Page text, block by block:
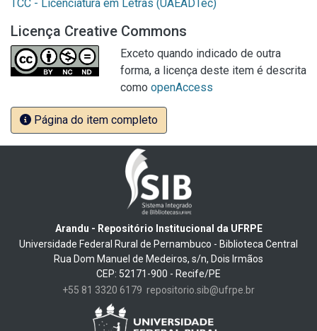
TCC - Licenciatura em Letras (UAEADTec)
Licença Creative Commons
Exceto quando indicado de outra
forma, a licença deste item é descrita
como openAccess
Página do item completo
Arandu - Repositório Institucional da UFRPE
Universidade Federal Rural de Pernambuco - Biblioteca Central
Rua Dom Manuel de Medeiros, s/n, Dois Irmãos
CEP: 52171-900 - Recife/PE
+55 81 3320 6179 repositorio.sib@ufrpe.br